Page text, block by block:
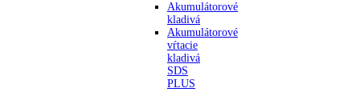
Akumulátorové
kladivá
Akumulátorové
vŕtacie
kladivá
SDS
PLUS